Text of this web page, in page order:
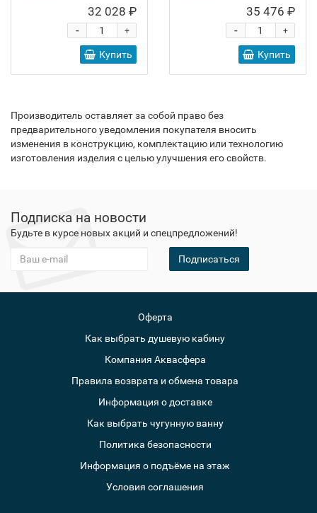
32 028 ₽
+
-
Купить
35 476 ₽
+
-
Купить
Производитель оставляет за собой право без
предварительного уведомления покупателя вносить
изменения в конструкцию, комплектацию или технологию
изготовления изделия с целью улучшения его свойств.
Подписка на новости
Будьте в курсе новых акций и спецпредложений!
Подписаться
Оферта
Как выбрать душевую кабину
Компания Аквасфера
Правила возврата и обмена товара
Информация о доставке
Как выбрать чугунную ванну
Политика безопасности
Информация о подъёме на этаж
Условия соглашения